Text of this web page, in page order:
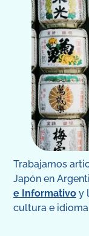
Trabajamos
Japón en
e Informativo y
cultura e